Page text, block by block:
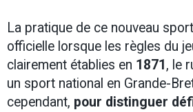
La pratique de ce nouveau
officielle lorsque les règles du
clairement établies en 1871 , le
un sport national en Grande-
cependant, pour distinguer